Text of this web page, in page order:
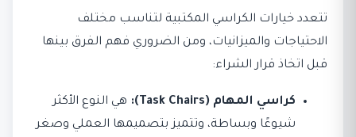
تتعدد خيارات الكراسي المكتبية لتناسب مختلف
الاحتياجات والميزانيات، ومن الضروري فهم الفرق بينها
قبل اتخاذ قرار الشراء:
كراسي المهام (Task Chairs):
هي النوع الأكثر
شيوعًا وبساطة، وتتميز بتصميمها العملي وصغر